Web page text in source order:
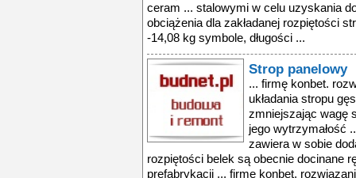
ceram ... stalowymi w celu uzyskania
obciążenia dla zakładanej rozpiętości
-14,08 kg symbole, długości ...
Strop panelowy
... firmę konbet.
układania stropu
zmniejszając wagę
jego wytrzymałość
zawiera w sobie
rozpiętości belek są obecnie docinane
prefabrykacji ... firmę konbet.